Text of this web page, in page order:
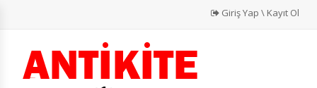
Giriş Yap \ Kayıt Ol